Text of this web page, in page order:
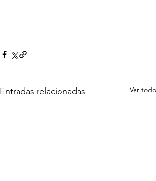
Entradas relacionadas Ver todo